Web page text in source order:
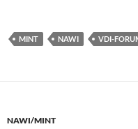
MINT NAWI VDI-
NAWI/MINT